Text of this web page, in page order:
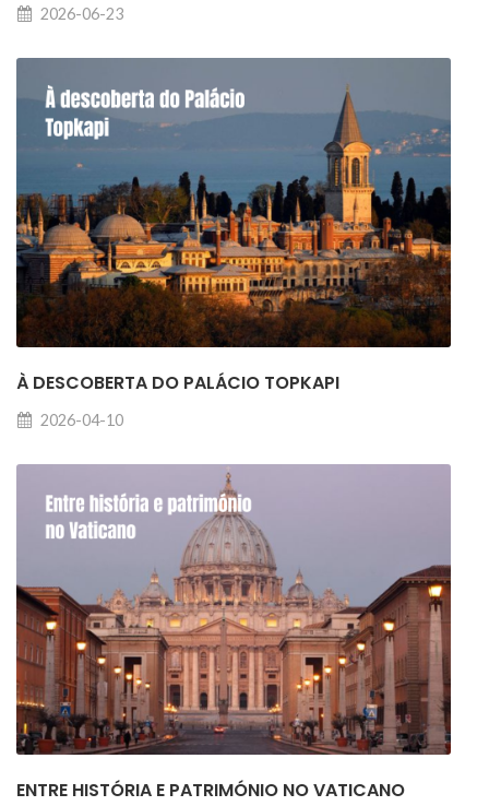
2026-06-23
À DESCOBERTA DO PALÁCIO TOPKAPI
2026-04-10
ENTRE HISTÓRIA E PATRIMÓNIO NO VATICANO